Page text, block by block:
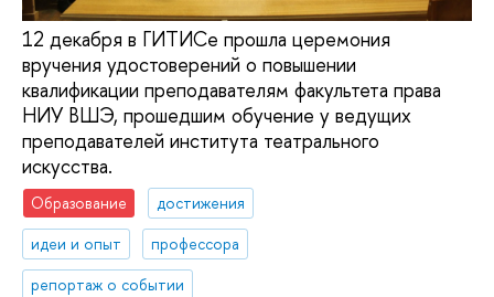
12 декабря в ГИТИСе прошла церемония
вручения удостоверений о повышении
квалификации преподавателям факультета права
НИУ ВШЭ, прошедшим обучение у ведущих
преподавателей института театрального
искусства.
Образование
достижения
идеи и опыт
профессора
репортаж о событии